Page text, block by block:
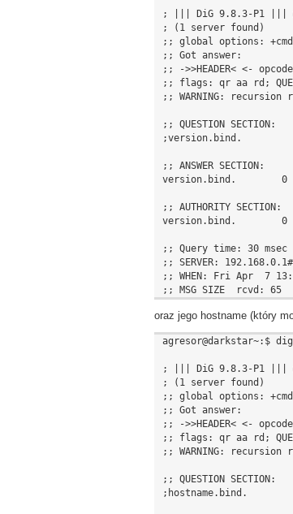
; ||| DiG 9.8.3-P1 |||
; (1 server found)
;; global options: +cmd
;; Got answer:
;; ->>HEADER< <-
;; flags: qr aa rd;
;; WARNING:
;; QUESTION SECTION:
;version.bind.
;; ANSWER SECTION:
version.bind.        0
;; AUTHORITY SECTION:
version.bind.        0
;; Query time: 30 msec
;; SERVER:
;; WHEN: Fri Apr  7
oraz jego hostname (który
agresor@darkstar~:$
; ||| DiG 9.8.3-P1 |||
; (1 server found)
;; global options: +cmd
;; Got answer:
;; ->>HEADER< <-
;; flags: qr aa rd;
;; WARNING:
;; QUESTION SECTION:
;hostname.bind.